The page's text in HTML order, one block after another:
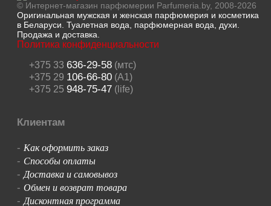
© Интернет-магазин парфюмерии Parfumeria.by, 2008-2026
Оригинальная мужская и женская парфюмерия и косметика
в Беларуси. Туалетная вода, парфюмерная вода, духи.
Продажа и доставка.
Политика конфиденциальности
+375 33 636-29-58(мтс)
+375 29 106-66-80(A1)
+375 25 948-75-47(life)
Клиентам
- Как оформить заказ
- Способы оплаты
-Доставка и самовывоз
- Обмен и возврат товара
-Дисконтная программа